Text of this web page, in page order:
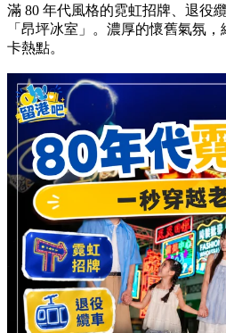
滿 80 年代風格的霓虹招牌、退役
「昂坪冰室」。濃厚的懷舊氣氛
卡熱點。